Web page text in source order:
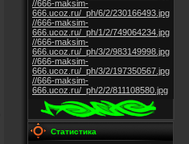
//666-maksim-
666.ucoz.ru/_ph/6/2/230166493.jpg
//666-maksim-
666.ucoz.ru/_ph/1/2/749064234.jpg
//666-maksim-
666.ucoz.ru/_ph/3/2/983149998.jpg
//666-maksim-
666.ucoz.ru/_ph/3/2/197350567.jpg
//666-maksim-
666.ucoz.ru/_ph/2/2/811108580.jpg
Статистика